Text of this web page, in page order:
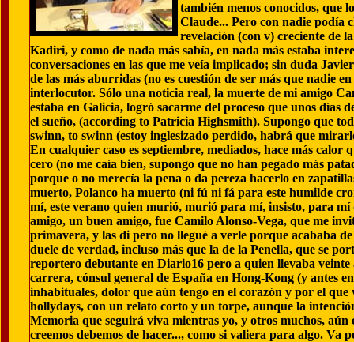
también menos conocidos, que
Claude... Pero con nadie podía
revelación (con v) creciente de
Kadiri, y como de nada más sabía, en nada más estaba
conversaciones en las que me veía implicado; sin duda
de las más aburridas (no es cuestión de ser más que nadie
interlocutor. Sólo una noticia real, la muerte de mi amigo
estaba en Galicia, logró sacarme del proceso que unos días
el sueño, (according to Patricia Highsmith). Supongo que
swinn, to swinn (estoy inglesizado perdido, habrá que
En cualquier caso es septiembre, mediados, hace más
cero (no me caía bien, supongo que no han pegado más
porque o no merecía la pena o da pereza hacerlo en
muerto, Polanco ha muerto (ni fú ni fá para este humilde
mí, este verano quien murió, murió para mí, insisto, para
amigo, un buen amigo, fue Camilo Alonso-Vega, que me
primavera, y las di pero no llegué a verle porque acababa
duele de verdad, incluso más que la de la Penella, que se
reportero debutante en Diario16 pero a quien llevaba
carrera, cónsul general de España en Hong-Kong (y antes
inhabituales, dolor que aún tengo en el corazón y por el
hollydays, con un relato corto y un torpe, aunque la
Memoria que seguirá viva mientras yo, y otros muchos,
creemos debemos de hacer..., como si valiera para algo.